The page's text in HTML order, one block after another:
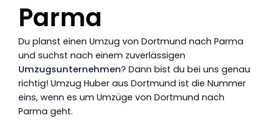
Parma
Du planst einen Umzug von Dortmund nach Parma
und suchst nach einem zuverlässigen
Umzugsunternehmen? Dann bist du bei uns genau
richtig! Umzug Huber aus Dortmund ist die Nummer
eins, wenn es um Umzüge von Dortmund nach
Parma geht.